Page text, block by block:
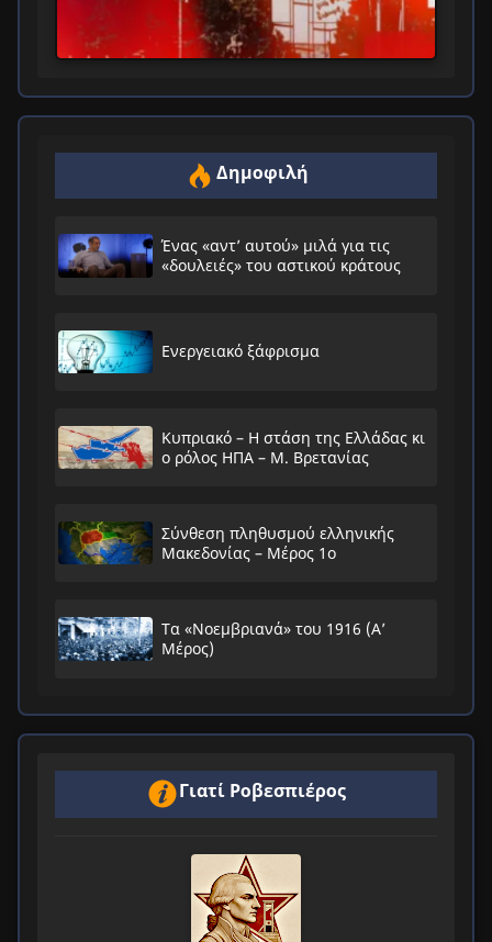
Δημοφιλή
Ένας «αντ’ αυτού» μιλά για τις
«δουλειές» του αστικού κράτους
Ενεργειακό ξάφρισμα
Κυπριακό – Η στάση της Ελλάδας κι
ο ρόλος ΗΠΑ – Μ. Βρετανίας
Σύνθεση πληθυσμού ελληνικής
Μακεδονίας – Μέρος 1ο
Τα «Νοεμβριανά» του 1916 (Α’
Μέρος)
Γιατί Ροβεσπιέρος